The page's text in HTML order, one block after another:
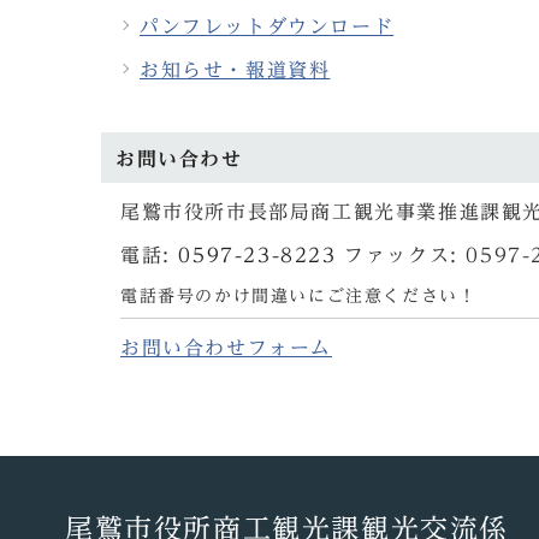
パンフレットダウンロード
お知らせ・報道資料
お問い合わせ
尾鷲市役所市長部局商工観光事業推進課観
電話:0597-23-8223 ファックス:
電話番号のかけ間違いにご注意ください！
お問い合わせフォーム
尾鷲市役所商工観光課観光交流係